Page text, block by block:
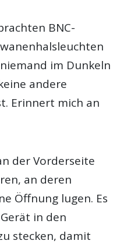
BNC-
im Dunkeln
andere
Erinnert mich an
der Vorderseite
an deren
Öffnung lugen. Es
in den
stecken, damit